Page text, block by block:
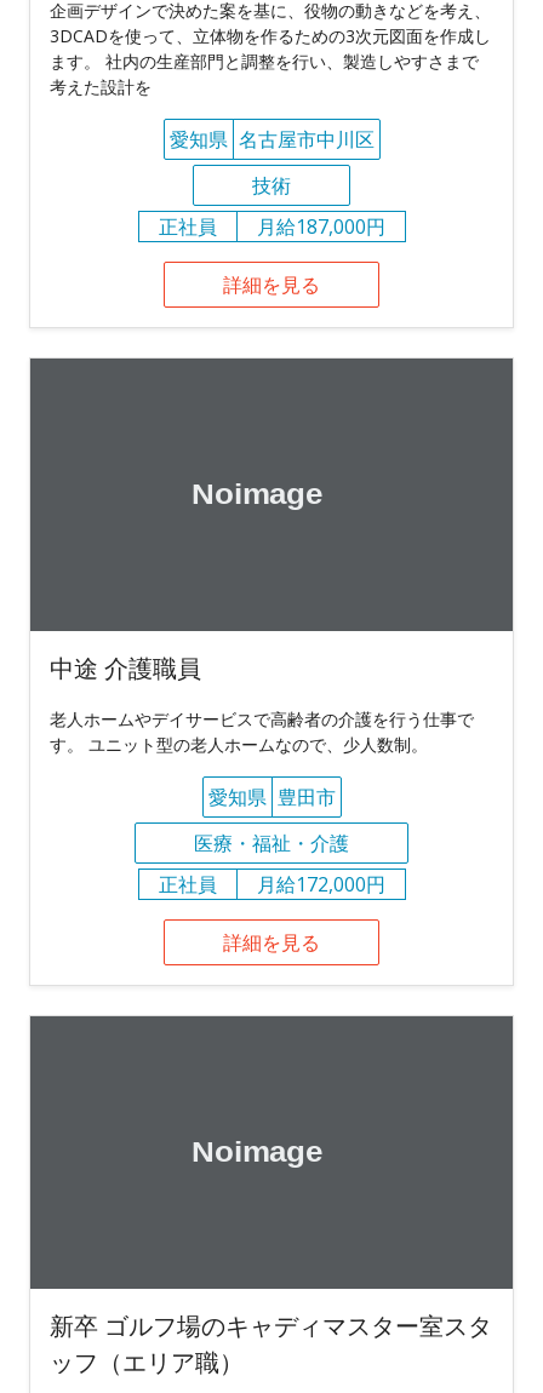
企画デザインで決めた案を基に、役物の動きなどを考え、
3DCADを使って、立体物を作るための3次元図面を作成し
ます。 社内の生産部門と調整を行い、製造しやすさまで
考えた設計を
愛知県 名古屋市中川区
技術
正社員
月給187,000円
詳細を見る
中途 介護職員
老人ホームやデイサービスで高齢者の介護を行う仕事で
す。 ユニット型の老人ホームなので、少人数制。
愛知県 豊田市
医療・福祉・介護
正社員
月給172,000円
詳細を見る
新卒 ゴルフ場のキャディマスター室スタ
ッフ（エリア職）